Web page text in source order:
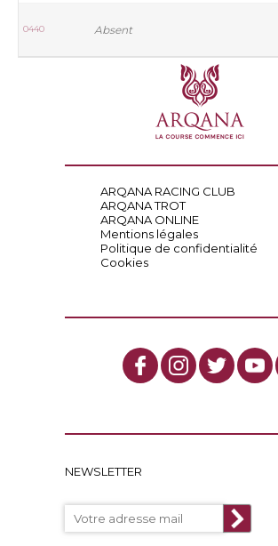
0440 Absent
ARQANA RACING CLUB
ARQANA TROT
ARQANA ONLINE
Mentions légales
Politique de confidentialité
Cookies
NEWSLETTER